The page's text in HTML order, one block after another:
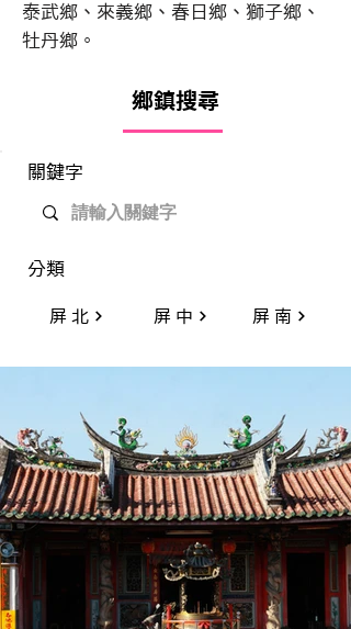
泰武鄉、來義鄉、春日鄉、獅子鄉、
牡丹鄉。
鄉鎮搜尋
​關鍵字
分類
屏北 屏中 屏南